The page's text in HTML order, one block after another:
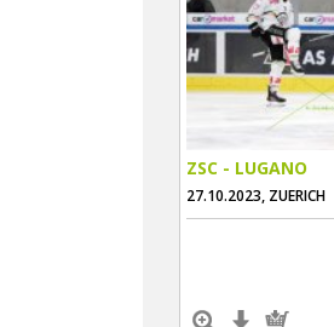
ZSC - LUGANO
27.10.2023, ZUERICH